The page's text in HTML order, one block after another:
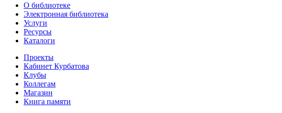
О библиотеке
Электронная библиотека
Услуги
Ресурсы
Каталоги
Проекты
Кабинет Курбатова
Клубы
Коллегам
Магазин
Книга памяти